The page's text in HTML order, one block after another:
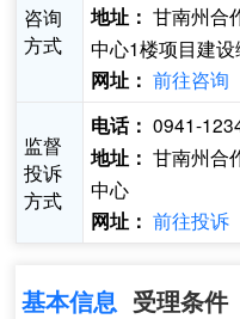
咨询
方式
地址： 甘南州合
中心1楼项目建
网址： 前往咨询
监督
投诉
方式
电话： 0941-
地址： 甘南州合
中心
网址： 前往投诉
基本信息 受理条件